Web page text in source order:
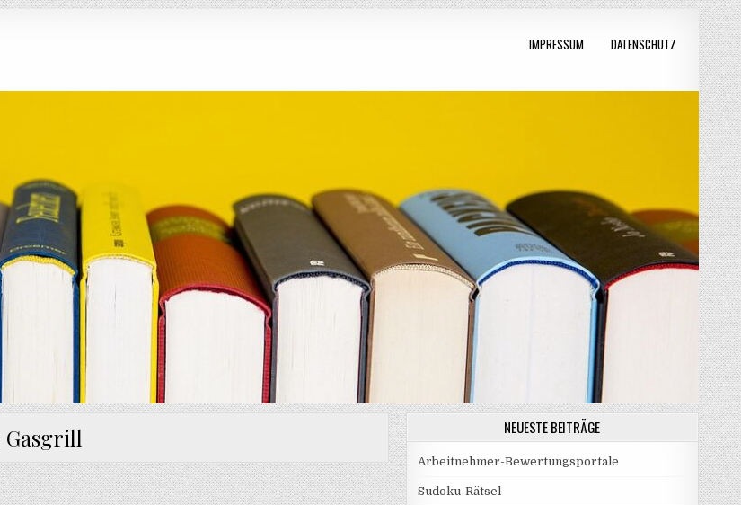
IMPRESSUM DATENSCHUTZ
Gasgrill NEUESTE BEITRÄGE
Arbeitnehmer-Bewertungsportale
Sudoku-Rätsel